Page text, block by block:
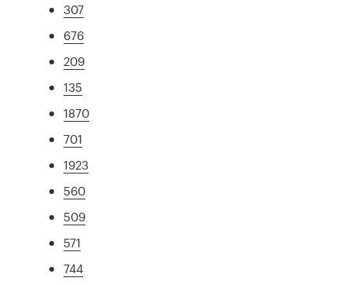
307
676
209
135
1870
701
1923
560
509
571
744